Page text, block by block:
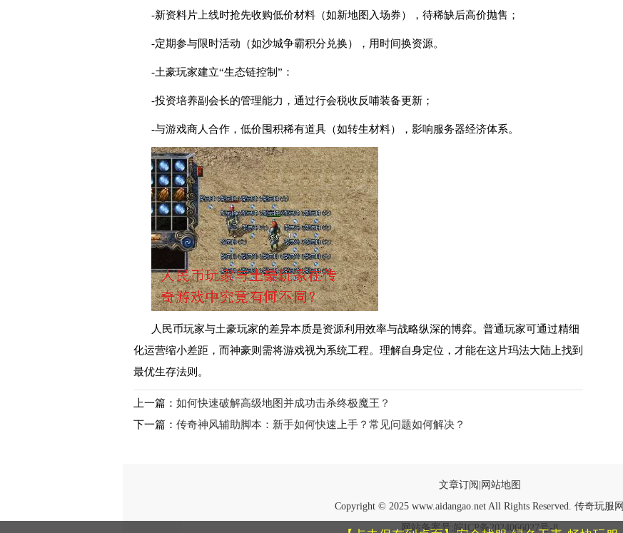
-新资料片上线时抢先收购低价材料（如新地图入场券），待稀缺后高价抛售；
-定期参与限时活动（如沙城争霸积分兑换），用时间换资源。
-土豪玩家建立“生态链控制”：
-投资培养副会长的管理能力，通过行会税收反哺装备更新；
-与游戏商人合作，低价囤积稀有道具（如转生材料），影响服务器经济体系。
人民币玩家与土豪玩家的差异本质是资源利用效率与战略纵深的博弈。普通玩家可通过精细
化运营缩小差距，而神豪则需将游戏视为系统工程。理解自身定位，才能在这片玛法大陆上找到
最优生存法则。
上一篇： 如何快速破解高级地图并成功击杀终极魔王？
下一篇： 传奇神风辅助脚本：新手如何快速上手？常见问题如何解决？
文章订阅 网站地图
Copyright © 2025 www.aidangao.net All Rights Reserved. 传奇玩服网
网站备案号: 皖ICP备2024066027号-8